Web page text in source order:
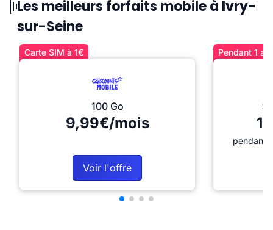
Les meilleurs forfaits mobile à Ivry-
sur-Seine
Carte SIM à 1€
100 Go
9,99€/mois
Voir l'offre
Pendant 1
pendant